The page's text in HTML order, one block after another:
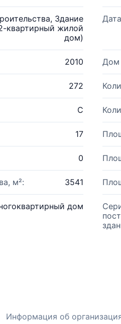
Здание
квартирный жилой
дом)
2010 Дом
272
C
17
0
м²: 3541
дом
Информация об